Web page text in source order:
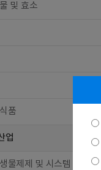
및 효소
품
업
물제제 및 시스템